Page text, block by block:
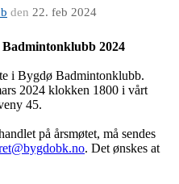
den 22. feb 2024
2024
i Bygdø Badmintonklubb.
2024 klokken 1800 i vårt
45.
på årsmøtet, må sendes
. Det ønskes at